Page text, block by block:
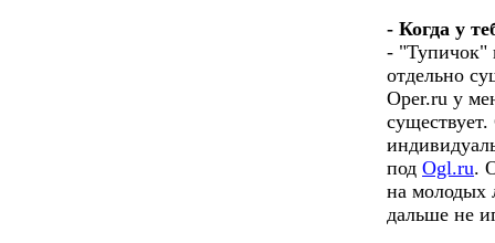
- Когда у
- "Тупичок"
отдельно
Oper.ru у
под Ogl.ru.
на молодых
дальше не